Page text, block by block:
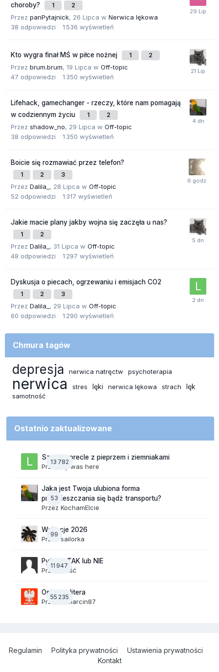
choroby?
1 2
Przez panPytajnick, 26 Lipca w Nerwica lękowa
38 odpowiedzi 1 536 wyświetleń
Kto wygra finał MŚ w piłce nożnej 1 2
Przez brum.brum, 19 Lipca w Off-topic
47 odpowiedzi 1 350 wyświetleń
Lifehack, gamechanger - rzeczy, które nam pomagają
w codziennym życiu
1 2
Przez shadow_no, 29 Lipca w Off-topic
38 odpowiedzi 1 350 wyświetleń
Boicie się rozmawiać przez telefon?
1 2 3
Przez Dalila_ , 28 Lipca w Off-topic
52 odpowiedzi 1 317 wyświetleń
Jakie macie plany jakby wojna się zaczęła u nas?
1 2
Przez Dalila_ , 31 Lipca w Off-topic
48 odpowiedzi 1 297 wyświetleń
Dyskusja o piecach, ogrzewaniu i emisjach CO2
1 2 3
Przez Dalila_ , 29 Lipca w Off-topic
60 odpowiedzi 1 290 wyświetleń
Chmura tagów
depresja nerwica natręctw psychoterapia
nerwica stres lęki nerwica lękowa strach lęk
samotność
Ostatnio zaktualizowane
13 782
Szalone precle z pieprzem i ziemniakami
Przez lily was here
53
Jaka jest Twoja ulubiona forma
przemieszczania się bądź transportu?
Przez KochamElcie
99
Wakacje 2026
Przez sailorka
11 947
Pytania TAK lub NIE
Przez Gość
55 235
Ostatnia litera
Przez19Marcin87
Regulamin Polityka prywatności
Ustawienia prywatności
Kontakt